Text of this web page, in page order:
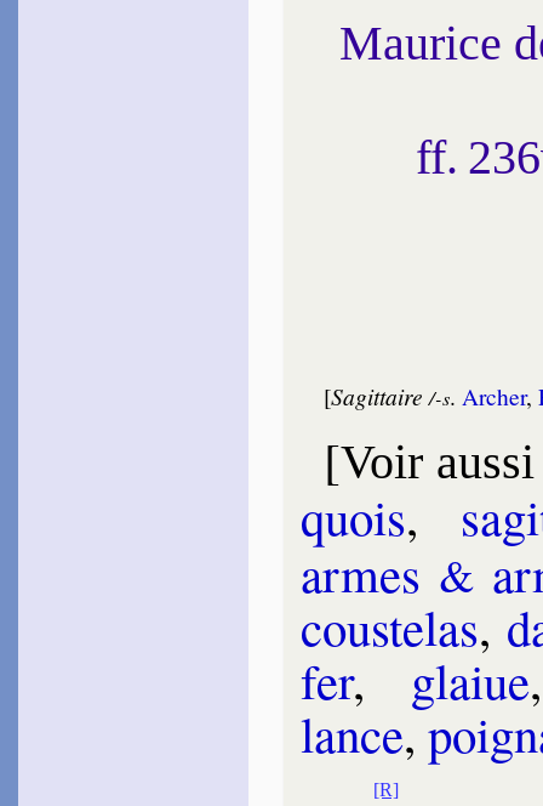
Maurice
ff.
[Sagittaire /-s.Archer,
[Voir aussi
quois,
armes &
cous­te­las,
fer, glaiue
lance,
[R]